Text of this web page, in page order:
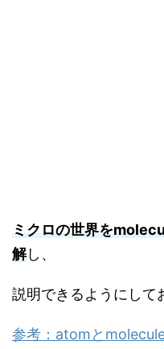
ミクロの世界を
解し、
説明できるようにして
参考：atomと